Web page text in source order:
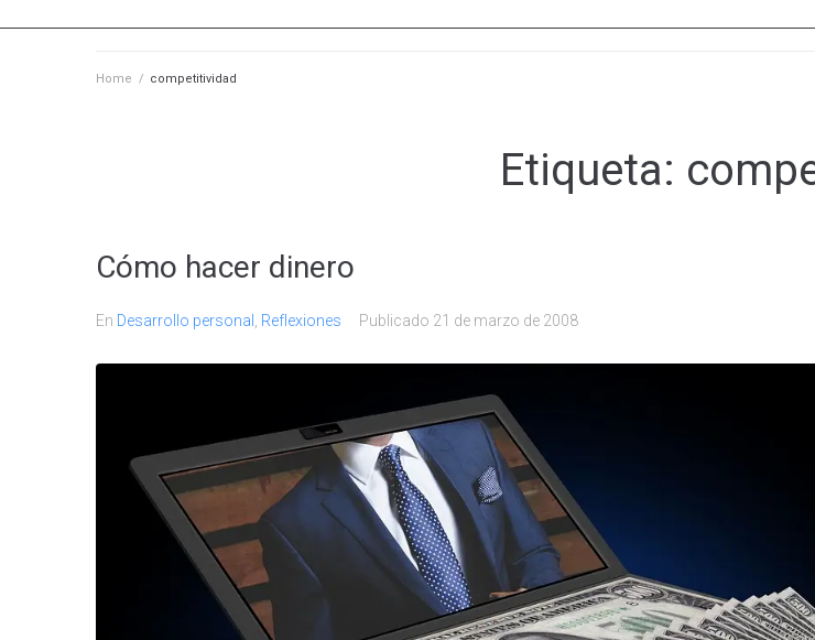
Home / competitividad
Etiqueta:
Cómo hacer dinero
En Desarrollo personal Reflexiones Publicado 21 de marzo de 2008